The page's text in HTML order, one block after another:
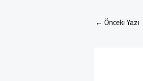
← Önceki Yazı